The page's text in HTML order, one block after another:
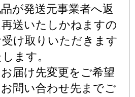
が発送元事業者へ返
送いたしかねますの
け取りいただきます
ます。
届け先変更をご希望
問い合わせ先までご